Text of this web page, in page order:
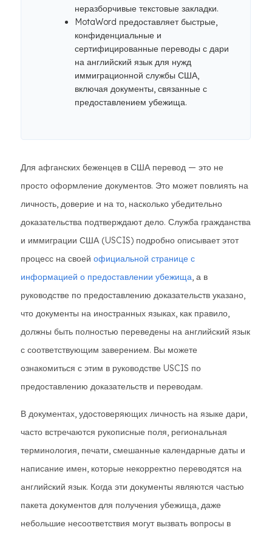
неразборчивые текстовые закладки.
MotaWord предоставляет быстрые,
конфиденциальные и
сертифицированные переводы с дари
на английский язык для нужд
иммиграционной службы США,
включая документы, связанные с
предоставлением убежища.
Для афганских беженцев в США перевод — это не
просто оформление документов. Это может повлиять на
личность, доверие и на то, насколько убедительно
доказательства подтверждают дело. Служба гражданства
и иммиграции США (USCIS) подробно описывает этот
процесс на своей официальной странице с
информацией о предоставлении убежища, а в
руководстве по предоставлению доказательств указано,
что документы на иностранных языках, как правило,
должны быть полностью переведены на английский язык
с соответствующим заверением. Вы можете
ознакомиться с этим в руководстве USCIS по
предоставлению доказательств и переводам.
В документах, удостоверяющих личность на языке дари,
часто встречаются рукописные поля, региональная
терминология, печати, смешанные календарные даты и
написание имен, которые некорректно переводятся на
английский язык. Когда эти документы являются частью
пакета документов для получения убежища, даже
небольшие несоответствия могут вызвать вопросы в